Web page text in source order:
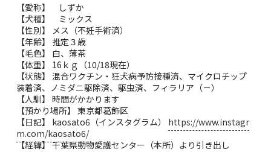
【愛称】 しずか
【犬種】 ミックス
【性別】 メス（不妊手術済）
【年齢】 推定３歳
【毛色】 白、薄茶
【体重】 16ｋｇ（10/18現在）
【状態】 混合ワクチン・狂犬病予防接種済、マイクロチップ
装着済、ノミダニ駆除済、駆虫済、フィラリア（－）
【人馴】 時間がかかります
【預かり場所】 東京都葛飾区
【日記】 kaosato6（インスタグラム） https://www.instagr
m.com/kaosato6/
【経緯】 千葉県動物愛護センター（本所）より引き出し